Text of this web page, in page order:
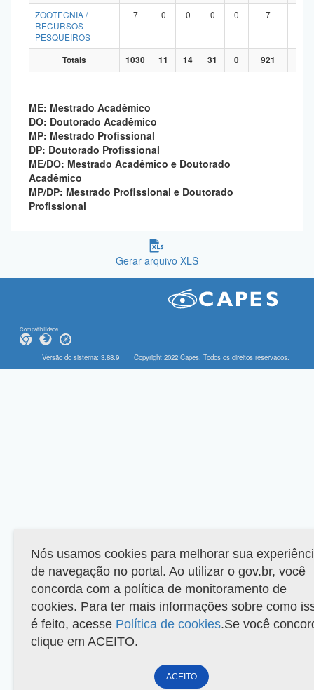
ZOOTECNIA /
RECURSOS
PESQUEIROS
7 0 0 0 0 7
Totais 1030 11 14 31 0 921
ME: Mestrado Acadêmico
DO: Doutorado Acadêmico
MP: Mestrado Profissional
DP: Doutorado Profissional
ME/DO: Mestrado Acadêmico e Doutorado
Acadêmico
MP/DP: Mestrado Profissional e Doutorado
Profissional
Gerar arquivo XLS
Compatibilidade
Versão do sistema: 3.88.9 Copyright 2022 Capes. Todos os direitos reservados.
Nós usamos cookies para melhorar sua
de navegação no portal. Ao utilizar o gov.br, você
concorda com a política de monitoramento de
cookies. Para ter mais informações sobre como
é feito, acesse Política de cookies.Se você
clique em ACEITO.
ACEITO